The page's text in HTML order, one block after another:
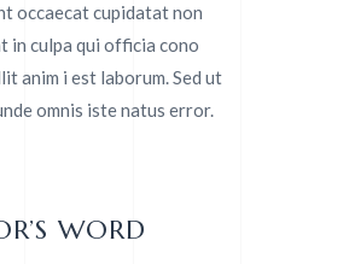
occaecat cupidatat non
in culpa qui officia cono
anim i est laborum. Sed ut
omnis iste natus error.
WORD